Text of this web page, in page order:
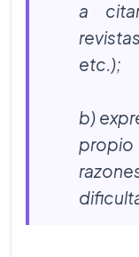
a
etc.);
b)